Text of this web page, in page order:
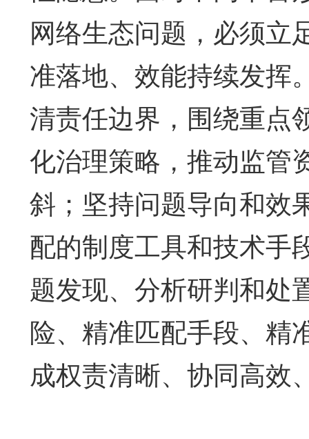
网络生态问题，必须立
准落地、效能持续发挥
清责任边界，围绕重点
化治理策略，推动监管
斜；坚持问题导向和效
配的制度工具和技术手
题发现、分析研判和处
险、精准匹配手段、精
成权责清晰、协同高效